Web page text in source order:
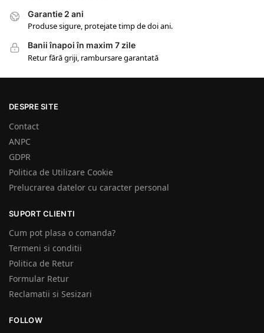
Garantie 2 ani
Produse sigure, protejate timp de doi ani.
Banii înapoi în maxim 7 zile
Retur fără griji, rambursare garantată
DESPRE SITE
Contact
ANPC
GDPR
Politica de Utilizare Cookie
Prelucrarea datelor cu caracter personal
SUPORT CLIENTI
Cum pot plasa o comanda?
Termeni si conditii
Politica de Retur
Formular Retur
Reclamatii si Sesizari
FOLLOW